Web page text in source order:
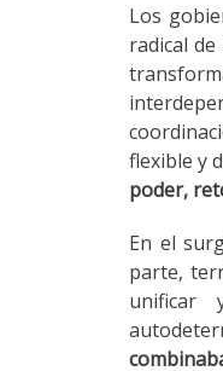
Los
radical
flexible y
poder,
En el
parte,
unificar